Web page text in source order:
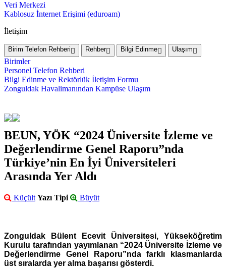
Veri Merkezi
Kablosuz İnternet Erişimi (eduroam)
İletişim
Birim Telefon Rehberi Rehber Bilgi Edinme Ulaşım
Birimler
Personel Telefon Rehberi
Bilgi Edinme ve Rektörlük İletişim Formu
Zonguldak Havalimanından Kampüse Ulaşım
BEUN, YÖK “2024 Üniversite İzleme ve
Değerlendirme Genel Raporu”nda
Türkiye’nin En İyi Üniversiteleri
Arasında Yer Aldı
Küçült Yazı Tipi Büyüt
Zonguldak Bülent Ecevit Üniversitesi, Yükseköğretim
Kurulu tarafından yayımlanan “2024 Üniversite İzleme ve
Değerlendirme Genel Raporu”nda farklı klasmanlarda
üst sıralarda yer alma başarısı gösterdi.